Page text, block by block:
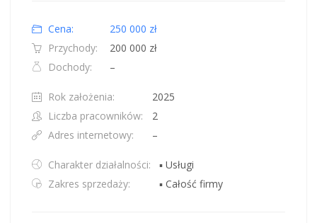
Cena:
250 000 zł
Przychody:
200 000 zł
Dochody:
–
Rok założenia:
2025
Liczba pracowników:
2
Adres internetowy:
–
Charakter działalności:
▪ Usługi
Zakres sprzedaży:
▪ Całość firmy